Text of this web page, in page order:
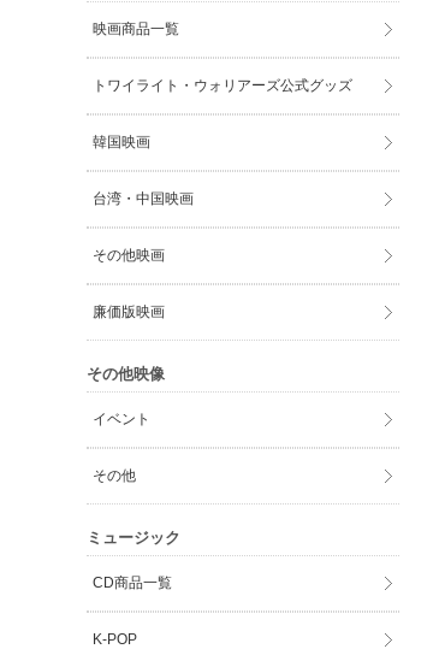
映画商品一覧
トワイライト・ウォリアーズ公式グッズ
韓国映画
台湾・中国映画
その他映画
廉価版映画
その他映像
イベント
その他
ミュージック
CD商品一覧
K-POP